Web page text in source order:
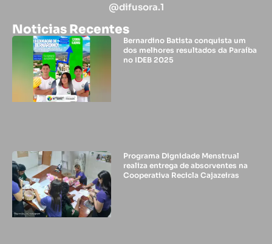
@difusora.1
Noticias Recentes
Bernardino Batista conquista um
dos melhores resultados da Paraíba
no IDEB 2025
Programa Dignidade Menstrual
realiza entrega de absorventes na
Cooperativa Recicla Cajazeiras